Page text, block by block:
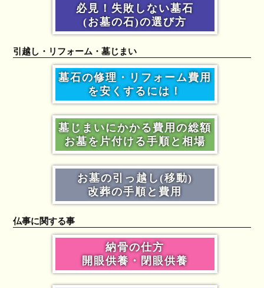
必見！失敗しない墓石
(お墓の石)の選び方
引越し・リフォーム・墓じまい
墓石の修理・リフォーム費用
を安くするには！
墓じまいにかかる費用の総額
お墓を片付ける手順と相場
お墓の引っ越し(移動)
改葬の手順と費用
仏事に関する事
納骨の仕方
開眼供養・閉眼供養